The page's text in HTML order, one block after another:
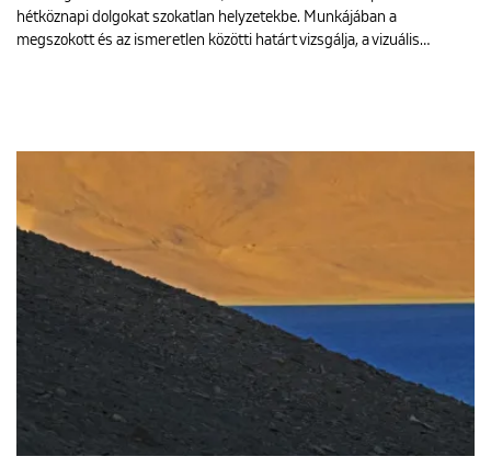
hétköznapi dolgokat szokatlan helyzetekbe. Munkájában a
megszokott és az ismeretlen közötti határt vizsgálja, a vizuális…